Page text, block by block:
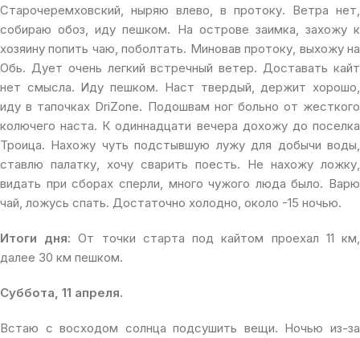
Старочеремховский, ныряю влево, в протоку. Ветра нет,
собираю обоз, иду пешком. На острове заимка, захожу к
хозяину попить чаю, поболтать. Миновав протоку, выхожу на
Обь. Дует очень легкий встречный ветер. Доставать кайт
нет смысла. Иду пешком. Наст твердый, держит хорошо,
иду в тапочках DriZone. Подошвам ног больно от жесткого
колючего наста. К одиннадцати вечера дохожу до поселка
Троица. Нахожу чуть подстывшую лужу для добычи воды,
ставлю палатку, хочу сварить поесть. Не нахожу ложку,
видать при сборах сперли, много чужого люда было. Варю
чай, ложусь спать. Достаточно холодно, около -15 ночью.
Итоги дня: От точки старта под кайтом проехал 11 км,
далее 30 км пешком.
Суббота, 11 апреля.
Встаю с восходом солнца подсушить вещи. Ночью из-за